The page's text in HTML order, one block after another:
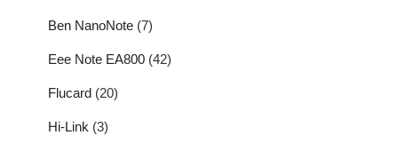
Ben NanoNote (7)
Eee Note EA800 (42)
Flucard (20)
Hi-Link (3)